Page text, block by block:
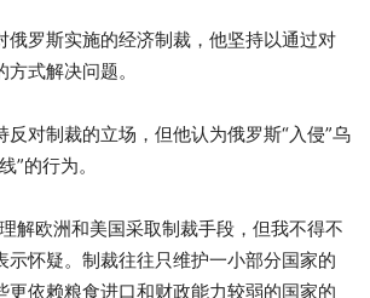
俄罗斯实施的经济制裁，他坚持以通过对
式解决问题。
反对制裁的立场，但他认为俄罗斯“入侵”乌
”的行为。
解欧洲和美国采取制裁手段，但我不得不
示怀疑。制裁往往只维护一小部分国家的
更依赖粮食进口和财政能力较弱的国家的